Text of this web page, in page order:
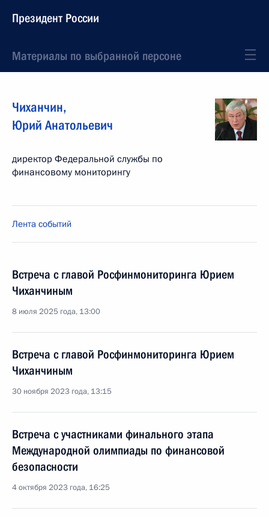
Президент России
Материалы по выбранной персоне
Чиханчин,
Юрий Анатольевич
директор Федеральной службы по
финансовому мониторингу
Лента событий
Встреча с главой Росфинмониторинга Юрием
Чиханчиным
8 июля 2025 года, 13:00
Встреча с главой Росфинмониторинга Юрием
Чиханчиным
30 ноября 2023 года, 13:15
Встреча с участниками финального этапа
Международной олимпиады по финансовой
безопасности
4 октября 2023 года, 16:25